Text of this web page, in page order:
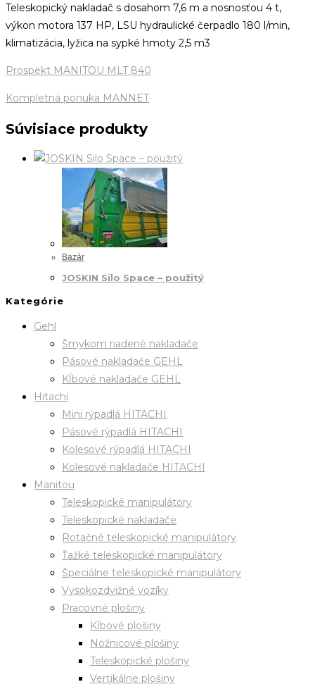
Teleskopický nakladač s dosahom 7,6 m a nosnosťou 4 t,
výkon motora 137 HP, LSU hydraulické čerpadlo 180 l/min,
klimatizácia, lyžica na sypké hmoty 2,5 m3
Prospekt MANITOU MLT 840
Kompletná ponuka MANNET
Súvisiace produkty
Bazár
JOSKIN Silo Space – použitý
Kategórie
Gehl
Šmykom riadené nakladače
Pásové nakladače GEHL
Kĺbové nakladače GEHL
Hitachi
Mini rýpadlá HITACHI
Pásové rýpadlá HITACHI
Kolesové rýpadlá HITACHI
Kolesové nakladače HITACHI
Manitou
Teleskopické manipulátory
Teleskopické nakladače
Rotačné teleskopické manipulátory
Ťažké teleskopické manipulátory
Špeciálne teleskopické manipulátory
Vysokozdvižné vozíky
Pracovné plošiny
Kĺbové plošiny
Nožnicové plošiny
Teleskopické plošiny
Vertikálne plošiny